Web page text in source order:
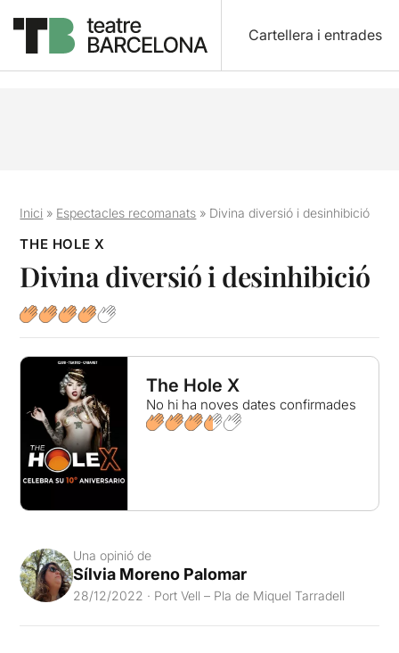
Cartellera i entrades
Inici » Espectacles recomanats » Divina diversió i desinhibició
THE HOLE X
Divina diversió i desinhibició
The Hole X
No hi ha noves dates confirmades
Una opinió de
Sílvia Moreno Palomar
28/12/2022 · Port Vell – Pla de Miquel Tarradell